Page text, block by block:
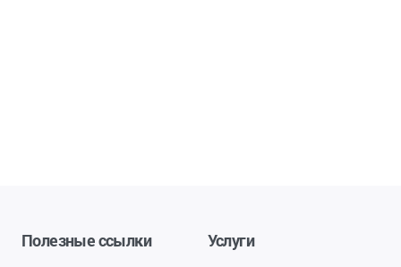
Полезные ссылки Услуги